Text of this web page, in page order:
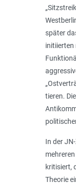
später
initiierten
tieren.
In der
kritisiert,
Theorie